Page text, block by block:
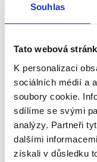
Souhlas
Tato webová
K personalizaci
sociálních médií a
soubory cookie.
sdílíme se svými
analýzy. Partneři
dalšími
získali v důsledku
politice státu
21. února 2020
Jak je na tom
Alena Schillerová
Strategii
Číst dál
Zůstaňme